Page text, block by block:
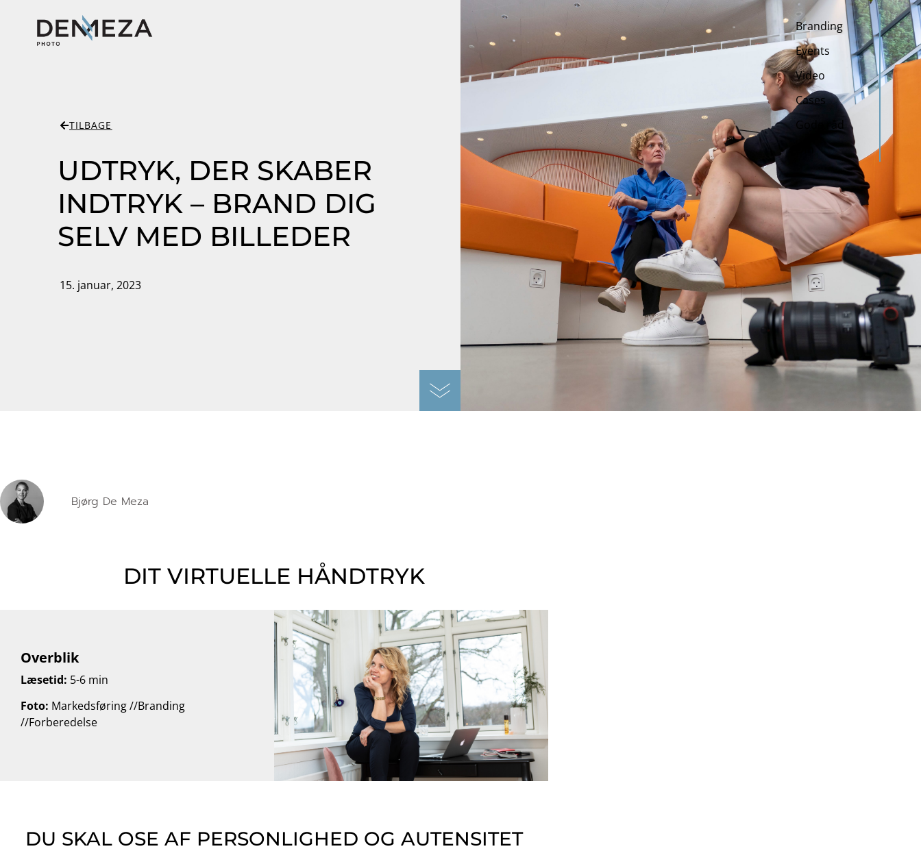
Branding
Events
Video
Cases
Gode råd
TILBAGE
UDTRYK, DER SKABER
INDTRYK – BRAND DIG
SELV MED BILLEDER
15. januar, 2023
Bjørg De Meza
DIT VIRTUELLE HÅNDTRYK
Overblik
Læsetid: 5-6 min
Foto: Markedsføring //Branding
//Forberedelse
DU SKAL OSE AF PERSONLIGHED OG AUTENSITET​